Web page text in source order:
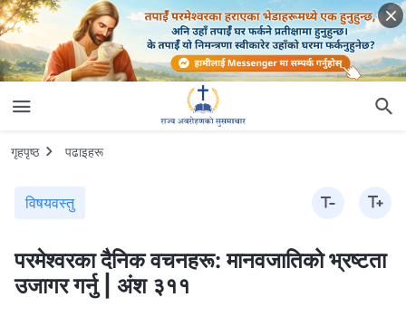
गृहपृष्ठ पढाइहरू
विषयवस्तु
परमेश्‍वरका दैनिक वचनहरू: मानवजातिको भ्रष्टता
उजागर गर्नु | अंश ३११